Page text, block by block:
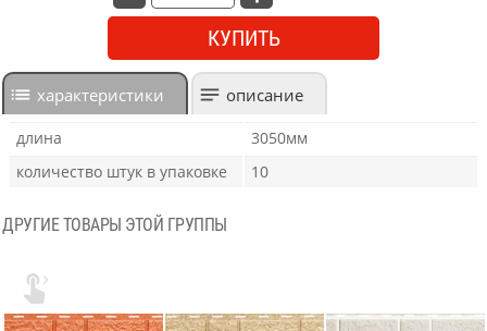
КУПИТЬ
характеристики описание
длина
3050мм
количество штук в упаковке
10
ДРУГИЕ ТОВАРЫ ЭТОЙ ГРУППЫ
